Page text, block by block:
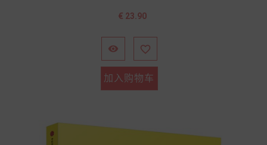
价
€ 23.90
 
加入购物车